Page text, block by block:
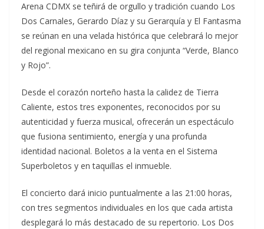
Arena CDMX se teñirá de orgullo y tradición cuando Los
Dos Carnales, Gerardo Díaz y su Gerarquía y El Fantasma
se reúnan en una velada histórica que celebrará lo mejor
del regional mexicano en su gira conjunta “Verde, Blanco
y Rojo”.
Desde el corazón norteño hasta la calidez de Tierra
Caliente, estos tres exponentes, reconocidos por su
autenticidad y fuerza musical, ofrecerán un espectáculo
que fusiona sentimiento, energía y una profunda
identidad nacional. Boletos a la venta en el Sistema
Superboletos y en taquillas el inmueble.
El concierto dará inicio puntualmente a las 21:00 horas,
con tres segmentos individuales en los que cada artista
desplegará lo más destacado de su repertorio. Los Dos